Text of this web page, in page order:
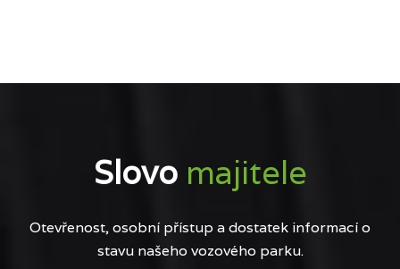
Slovo majitele
Otevřenost, osobní přístup a dostatek informací o
stavu našeho vozového parku.